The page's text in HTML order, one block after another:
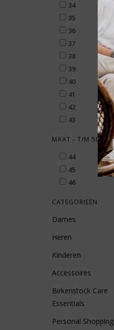
34
35
36
37
38
39
40
41
42
43
MAAT - T/M 50
44
45
46
CATEGORIEËN
Dames
Heren
Kinderen
Accessoires
Birkenstock Care
Essentials
Personal Shopping